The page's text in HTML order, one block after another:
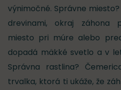
výnimočné. Správne
drevinami, okraj záhona
miesto pri múre alebo
dopadá mäkké svetlo a v
Správna rastlina?
trvalka, ktorá ti ukáže, že